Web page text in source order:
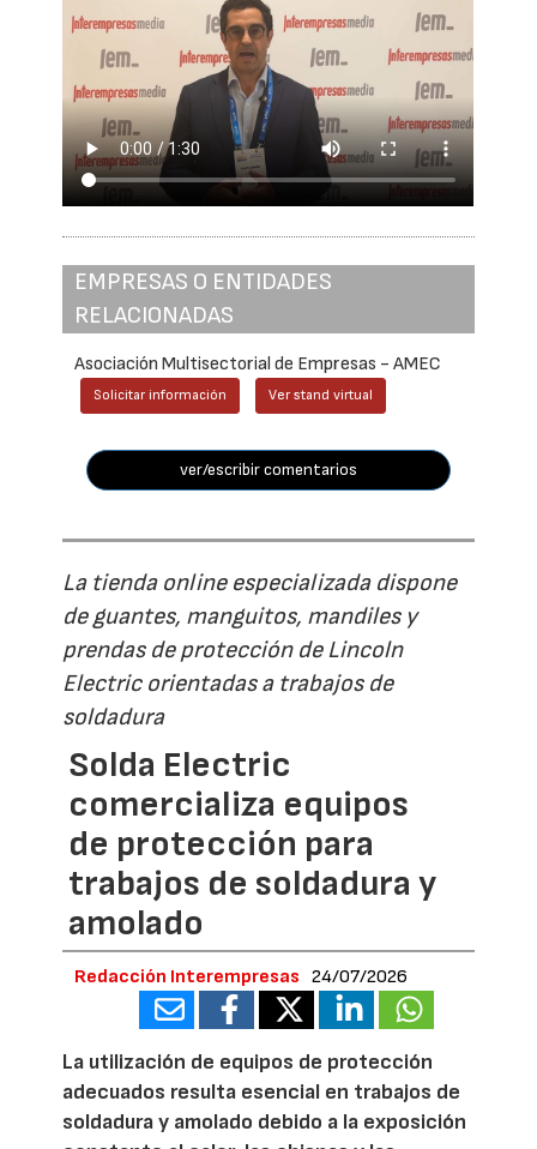
EMPRESAS O ENTIDADES
RELACIONADAS
Asociación Multisectorial de Empresas - AMEC
Solicitar información Ver stand virtual
ver/escribir comentarios
La tienda online especializada dispone
de guantes, manguitos, mandiles y
prendas de protección de Lincoln
Electric orientadas a trabajos de
soldadura
Solda Electric
comercializa equipos
de protección para
trabajos de soldadura y
amolado
Redacción Interempresas 24/07/2026
La utilización de equipos de protección
adecuados resulta esencial en trabajos de
soldadura y amolado debido a la exposición